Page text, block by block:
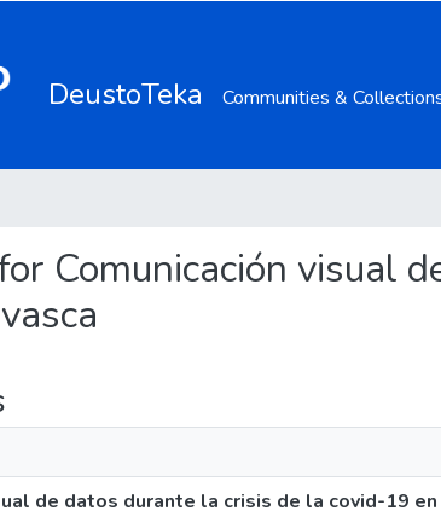
DeustoTeka Communities &
Comunicación visual
de datos durante la crisis de la covid-19